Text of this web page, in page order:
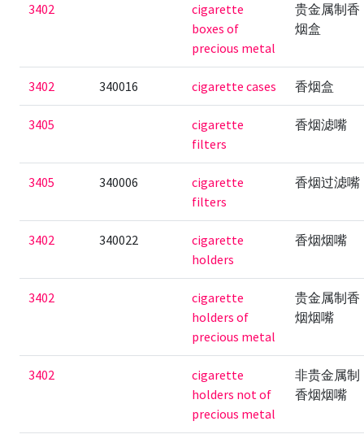
3402
cigarette
boxes of
precious metal
贵金属制香
烟盒
3402 340016 cigarette cases 香烟盒
3405
cigarette
filters
香烟滤嘴
3405 340006
cigarette
filters
香烟过滤嘴
3402 340022
cigarette
holders
香烟烟嘴
3402
cigarette
holders of
precious metal
贵金属制香
烟烟嘴
3402
cigarette
holders not of
precious metal
非贵金属制
香烟烟嘴